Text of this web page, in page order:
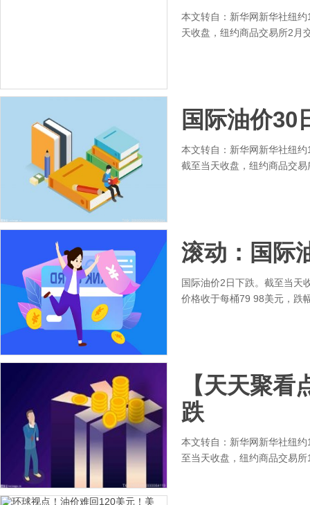
本文转自：新华网新华社纽
天收盘，纽约商品交易所2月
国际油价30
本文转自：新华网新华社纽
截至当天收盘，纽约商品交
滚动：国际
国际油价2日下跌。截至当天
价格收于每桶79 98美元，跌
【天天聚
跌
本文转自：新华网新华社纽
至当天收盘，纽约商品交易